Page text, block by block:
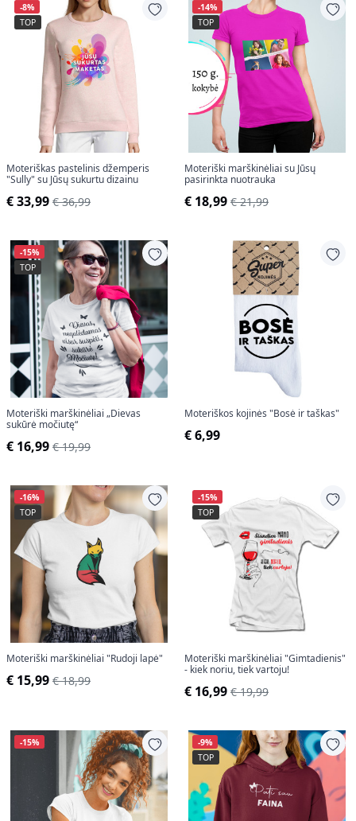
-8%
TOP
Moteriškas pastelinis džemperis
"Sully" su Jūsų sukurtu dizainu
€ 33,99 € 36,99
-14%
TOP
Moteriški marškinėliai su Jūsų
pasirinkta nuotrauka
€ 18,99 € 21,99
-15%
TOP
Moteriški marškinėliai „Dievas
sukūrė močiutę“
€ 16,99 € 19,99
Moteriškos kojinės "Bosė ir taškas"
€ 6,99
-16%
TOP
Moteriški marškinėliai "Rudoji lapė"
€ 15,99 € 18,99
-15%
TOP
Moteriški marškinėliai "Gimtadienis"
- kiek noriu, tiek vartoju!
€ 16,99 € 19,99
-15%
-9%
TOP